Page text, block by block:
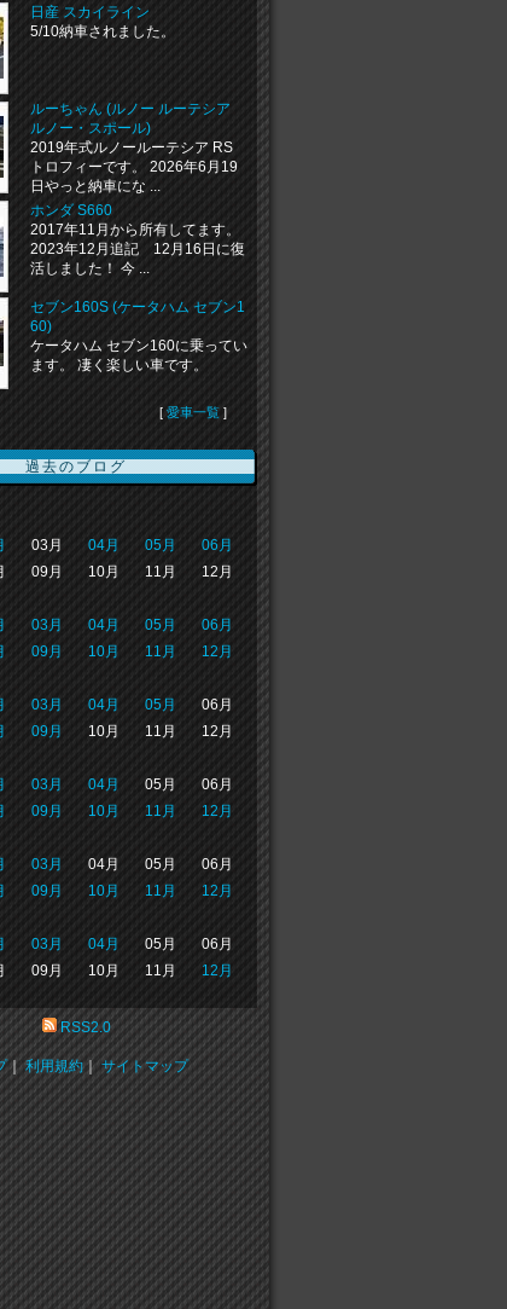
日産 スカイライン
5/10納車されました。
ルーちゃん (ルノー ルーテシア
ルノー・スポール)
2019年式ルノールーテシア RS
トロフィーです。 2026年6月19
日やっと納車にな ...
ホンダ S660
2017年11月から所有してます。
2023年12月追記 12月16日に復
活しました！ 今 ...
セブン160S (ケータハム セブン1
60)
ケータハム セブン160に乗ってい
ます。 凄く楽しい車です。
[ 愛車一覧 ]
過去のブログ
03月 04月 05月
06月
09月 10月 11月
12月
03月 04月 05月
06月
09月 10月 11月
12月
03月 04月 05月
06月
09月 10月 11月
12月
03月 04月 05月
06月
09月 10月 11月
12月
03月 04月 05月
06月
09月 10月 11月
12月
03月 04月 05月
06月
09月 10月 11月 12月
RSS2.0
｜利用規約｜サイトマップ